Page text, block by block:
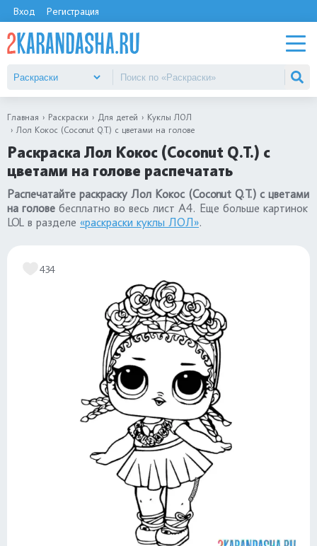
Вход Регистрация
Главная Раскраски Для детей
Куклы ЛОЛ
Лол Кокос (Coconut Q.T.) с цветами на голове
Раскраска Лол Кокос (Coconut Q.T.) с
цветами на голове распечатать
Распечатайте раскраску Лол Кокос (Coconut Q.T.) с цветами
на голове бесплатно во весь лист А4. Еще больше картинок
LOL в разделе «раскраски куклы ЛОЛ».
434